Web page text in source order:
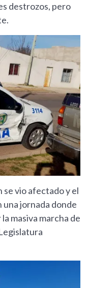
destrozos, pero
se vio afectado y el
jornada donde
masiva marcha de